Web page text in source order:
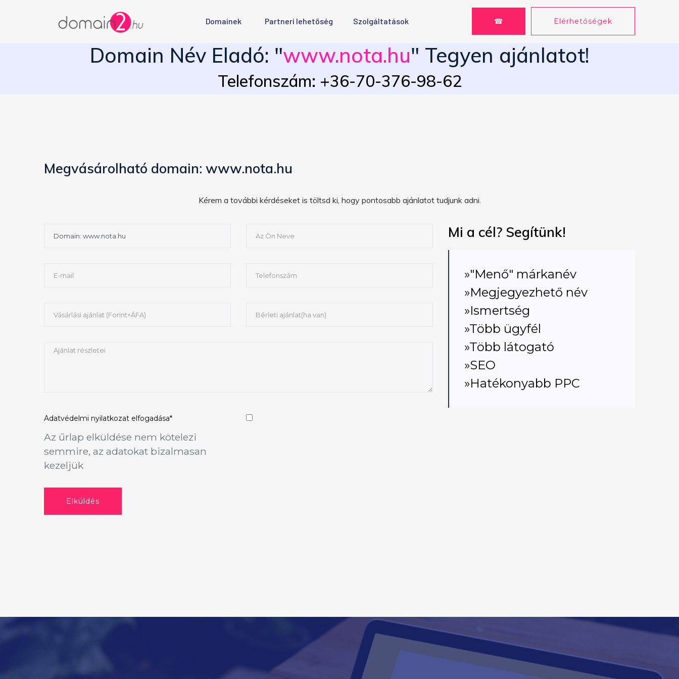
Domainek Partneri lehetőség Szolgáltatások ☎ Elérhetőségek
Domain Név Eladó: "www.nota.hu" Tegyen ajánlatot!
Telefonszám: +36-70-376-98-62
Megvásárolható domain: www.nota.hu
Kérem a további kérdéseket is töltsd ki, hogy pontosabb ajánlatot tudjunk adni.
Adatvédelmi nyilatkozat elfogadása*
Az űrlap elküldése nem kötelezi
semmire, az adatokat bizalmasan
kezeljük
Elküldés
Mi a cél? Segítünk!
»"Menő" márkanév
»Megjegyezhető név
»Ismertség
»Több ügyfél
»Több látogató
»SEO
»Hatékonyabb PPC